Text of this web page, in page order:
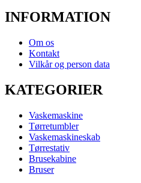
INFORMATION
Om os
Kontakt
Vilkår og person data
KATEGORIER
Vaskemaskine
Tørretumbler
Vaskemaskineskab
Tørrestativ
Brusekabine
Bruser